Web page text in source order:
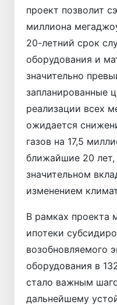
проект позволит
миллиона
20-летний срок
оборудования и
значительно
запланированные
реализации всех
ожидается
газов на 17,5
ближайшие 20 лет,
значительном
изменением
В рамках проекта
ипотеки
возобновляемого
оборудования в
стало важным
дальнейшему